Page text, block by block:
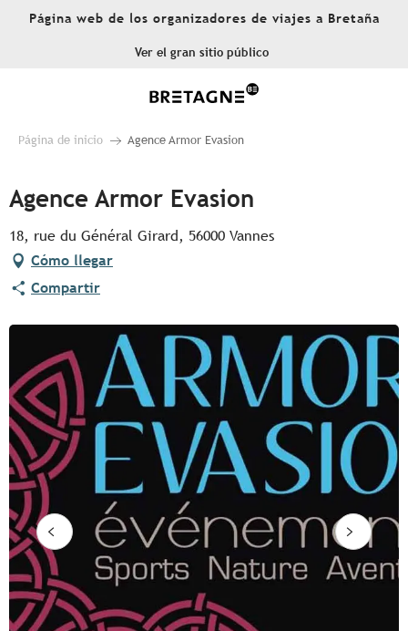
AllerPágina web de los organizadores de viajes a Bretaña
Ver el gran sitio público
Página de inicio Agence Armor Evasion
Agence Armor Evasion
18, rue du Général Girard, 56000 Vannes
Cómo llegar
Compartir